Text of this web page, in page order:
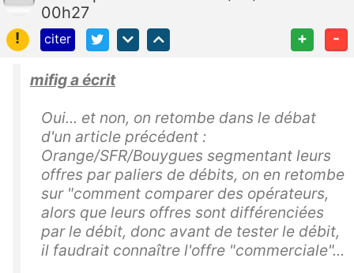
00h27
!
citer + -
mifig a écrit
Oui... et non, on retombe dans le débat
d'un article précédent :
Orange/SFR/Bouygues segmentant leurs
offres par paliers de débits, on en retombe
sur "comment comparer des opérateurs,
alors que leurs offres sont différenciées
par le débit, donc avant de tester le débit,
il faudrait connaître l'offre "commerciale"...